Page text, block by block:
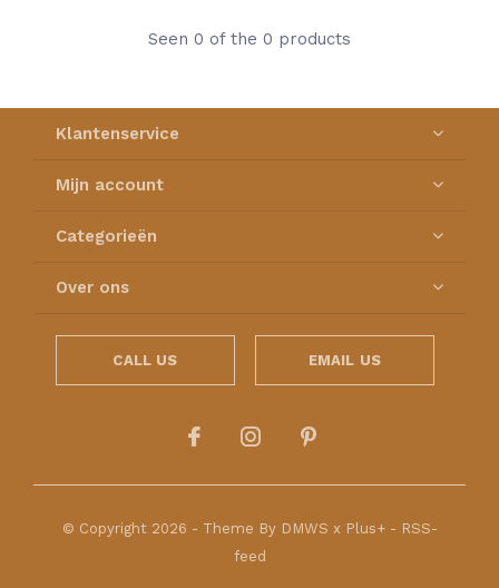
Seen 0 of the 0 products
Klantenservice
Mijn account
Categorieën
Over ons
CALL US EMAIL US
© Copyright 2026 - Theme By DMWS x Plus+- RSS-
feed